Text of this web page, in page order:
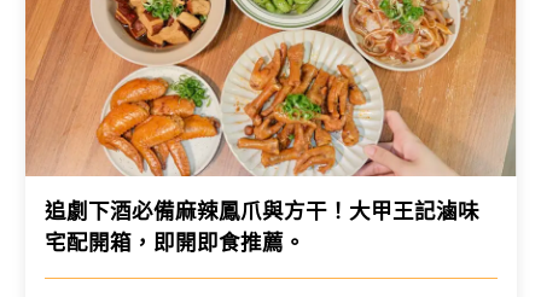
追劇下酒必備麻辣鳳爪與方干！大甲王記滷味
宅配開箱，即開即食推薦。